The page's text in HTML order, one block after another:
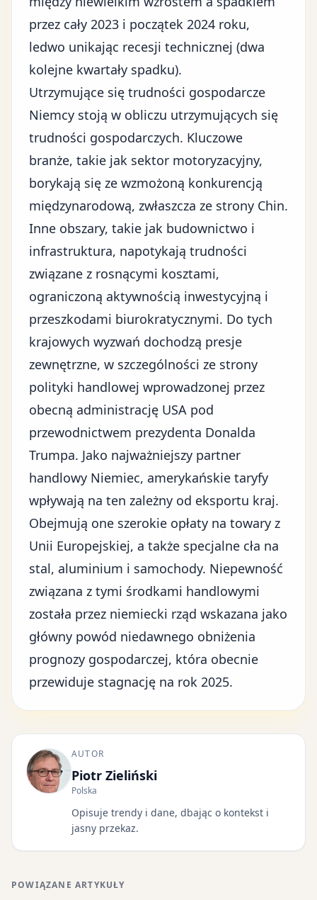
przez cały 2023 i początek 2024 roku,
ledwo unikając recesji technicznej (dwa
kolejne kwartały spadku).
Utrzymujące się trudności gospodarcze
Niemcy stoją w obliczu utrzymujących się
trudności gospodarczych. Kluczowe
branże, takie jak sektor motoryzacyjny,
borykają się ze wzmożoną konkurencją
międzynarodową, zwłaszcza ze strony Chin.
Inne obszary, takie jak budownictwo i
infrastruktura, napotykają trudności
związane z rosnącymi kosztami,
ograniczoną aktywnością inwestycyjną i
przeszkodami biurokratycznymi. Do tych
krajowych wyzwań dochodzą presje
zewnętrzne, w szczególności ze strony
polityki handlowej wprowadzonej przez
obecną administrację USA pod
przewodnictwem prezydenta Donalda
Trumpa. Jako najważniejszy partner
handlowy Niemiec, amerykańskie taryfy
wpływają na ten zależny od eksportu kraj.
Obejmują one szerokie opłaty na towary z
Unii Europejskiej, a także specjalne cła na
stal, aluminium i samochody. Niepewność
związana z tymi środkami handlowymi
została przez niemiecki rząd wskazana jako
główny powód niedawnego obniżenia
prognozy gospodarczej, która obecnie
przewiduje stagnację na rok 2025.
AUTOR
Piotr Zieliński
Polska
Opisuje trendy i dane, dbając o kontekst i
jasny przekaz.
POWIĄZANE ARTYKUŁY